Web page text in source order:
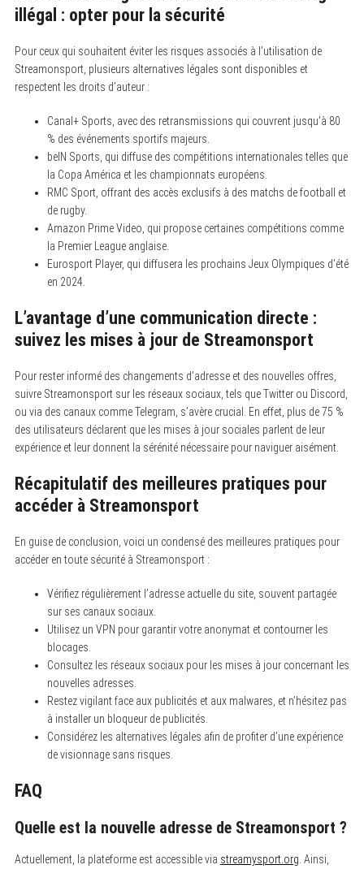
illégal : opter pour la sécurité
Pour ceux qui souhaitent éviter les risques associés à l’utilisation de
Streamonsport, plusieurs alternatives légales sont disponibles et
respectent les droits d’auteur :
Canal+ Sports, avec des retransmissions qui couvrent jusqu’à 80
% des événements sportifs majeurs.
beIN Sports, qui diffuse des compétitions internationales telles que
la Copa América et les championnats européens.
RMC Sport, offrant des accès exclusifs à des matchs de football et
de rugby.
Amazon Prime Video, qui propose certaines compétitions comme
la Premier League anglaise.
Eurosport Player, qui diffusera les prochains Jeux Olympiques d’été
en 2024.
L’avantage d’une communication directe :
suivez les mises à jour de Streamonsport
Pour rester informé des changements d’adresse et des nouvelles offres,
suivre Streamonsport sur les réseaux sociaux, tels que Twitter ou Discord,
ou via des canaux comme Telegram, s’avère crucial. En effet, plus de 75 %
des utilisateurs déclarent que les mises à jour sociales parlent de leur
expérience et leur donnent la sérénité nécessaire pour naviguer aisément.
Récapitulatif des meilleures pratiques pour
accéder à Streamonsport
En guise de conclusion, voici un condensé des meilleures pratiques pour
accéder en toute sécurité à Streamonsport :
Vérifiez régulièrement l’adresse actuelle du site, souvent partagée
sur ses canaux sociaux.
Utilisez un VPN pour garantir votre anonymat et contourner les
blocages.
Consultez les réseaux sociaux pour les mises à jour concernant les
nouvelles adresses.
Restez vigilant face aux publicités et aux malwares, et n’hésitez pas
à installer un bloqueur de publicités.
Considérez les alternatives légales afin de profiter d’une expérience
de visionnage sans risques.
FAQ
Quelle est la nouvelle adresse de Streamonsport ?
Actuellement, la plateforme est accessible via streamysport.org . Ainsi,